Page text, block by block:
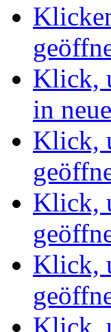
Klick,
in
Klick,
Klick,
Klick,
Klick,